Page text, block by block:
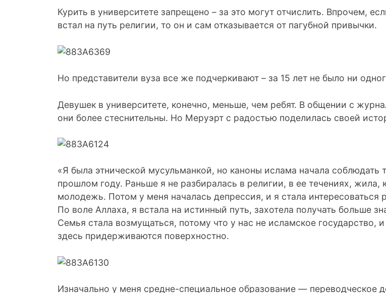
Курить в университете запрещено – за это могут отчислить. Впрочем,
встал на путь религии, то он и сам отказывается от пагубной привычки.
Но представители вуза все же подчеркивают – за 15 лет не было ни
Девушек в университете, конечно, меньше, чем ребят. В общении с
они более стеснительны. Но Меруэрт с радостью поделилась своей
«Я была этнической мусульманкой, но каноны ислама начала соблюдать
прошлом году. Раньше я не разбиралась в религии, в ее течениях, жила,
молодежь. Потом у меня началась депрессия, и я стала интересоваться
По воле Аллаха, я встала на истинный путь, захотела получать больше
Семья стала возмущаться, потому что у нас не исламское государство,
здесь придерживаются поверхностно.
Изначально у меня средне-специальное образование — переводческое